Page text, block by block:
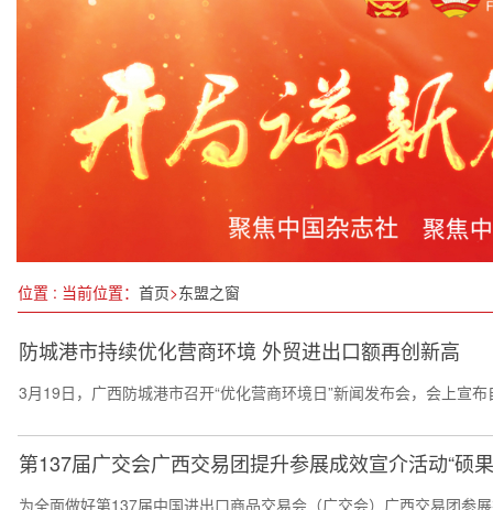
山西：837.1亿元资金保民生促发展
一根羽毛“买全球卖全球”
科学家发现帕金森病全新治疗靶点
《中国报道》
追求卓越“好的教育”中实现公平性与教育质量的动
位置 : 当前位置： 首页>东盟之窗
防城港市持续优化营商环境 外贸进出口额再创新高
3月19日，广西防城港市召开“优化营商环境日”新闻发布会，会上宣
第137届广交会广西交易团提升参展成效宣介活动“硕
为全面做好第137届中国进出口商品交易会（广交会）广西交易团参